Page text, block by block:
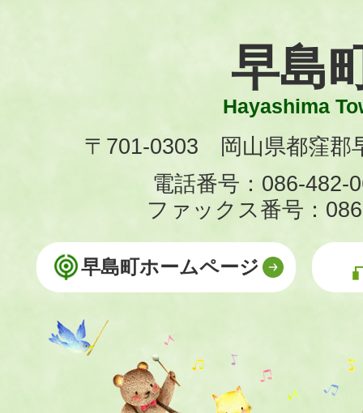
早島
Hayashima
〒701-0303 岡山県都窪郡
電話番号：086-482-
ファックス番号：
早島町ホームページ